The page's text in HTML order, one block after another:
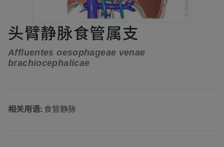
头臂静脉食管属支
Affluentes oesophageae venae
brachiocephalicae
相关用语: 食管静脉